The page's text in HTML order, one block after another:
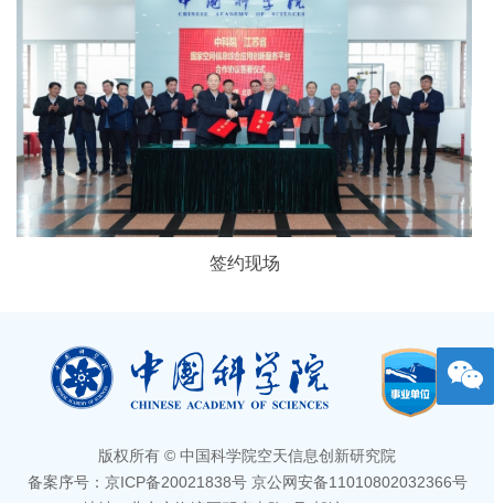
签约现场
版权所有 © 中国科学院空天信息创新研究院
备案序号：京ICP备20021838号 京公网安备11010802032366号